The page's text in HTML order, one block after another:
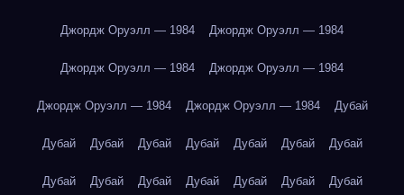
Джордж Оруэлл — 1984 Джордж Оруэлл — 1984
Джордж Оруэлл — 1984 Джордж Оруэлл — 1984
Джордж Оруэлл — 1984 Джордж Оруэлл — 1984 Дубай
Дубай Дубай Дубай Дубай Дубай Дубай Дубай
Дубай Дубай Дубай Дубай Дубай Дубай Дубай